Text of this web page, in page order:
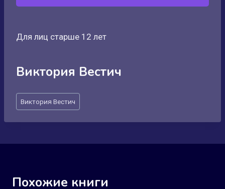
Для лиц старше 12 лет
Виктория Вестич
Метки
записи:
Виктория Вестич
Похожие книги